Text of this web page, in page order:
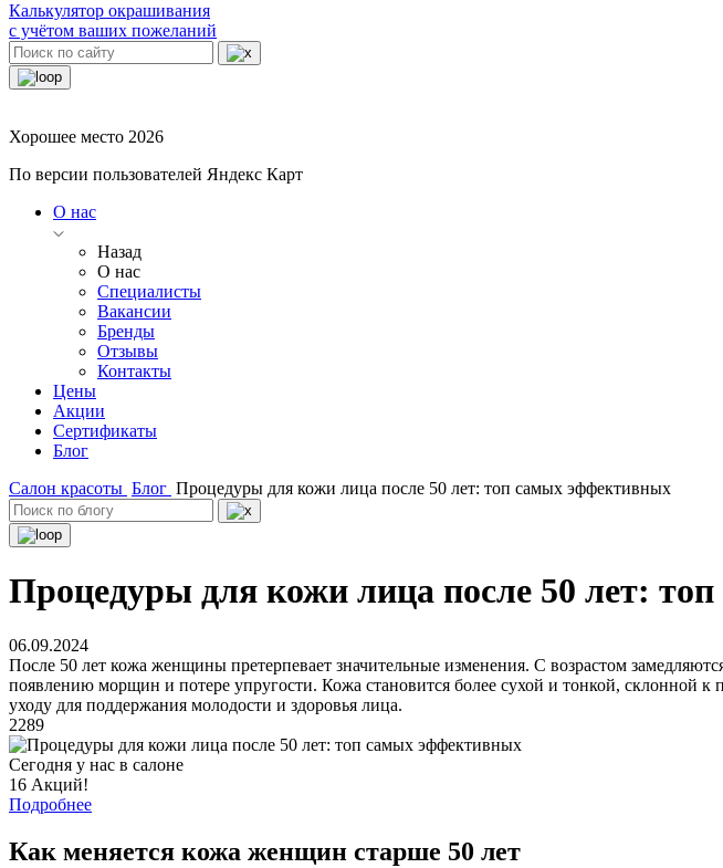
Калькулятор окрашивания
с учётом ваших пожеланий
Хорошее место 2026
По версии пользователей Яндекс Карт
О нас
Назад
О нас
Специалисты
Вакансии
Бренды
Отзывы
Контакты
Цены
Акции
Сертификаты
Блог
Салон красоты Блог Процедуры для кожи лица после 50 лет: топ самых эффективных
Процедуры для кожи лица после 50 лет:
06.09.2024
После 50 лет кожа женщины претерпевает значительные изменения. С возрастом
появлению морщин и потере упругости. Кожа становится более сухой и тонкой, склонной
уходу для поддержания молодости и здоровья лица.
2289
Сегодня у нас в салоне
16 Акций!
Подробнее
Как меняется кожа женщин старше 50 лет